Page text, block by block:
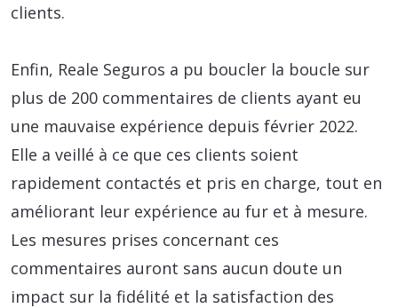
clients.
Enfin, Reale Seguros a pu boucler la boucle sur
plus de 200 commentaires de clients ayant eu
une mauvaise expérience depuis février 2022.
Elle a veillé à ce que ces clients soient
rapidement contactés et pris en charge, tout en
améliorant leur expérience au fur et à mesure.
Les mesures prises concernant ces
commentaires auront sans aucun doute un
impact sur la fidélité et la satisfaction des